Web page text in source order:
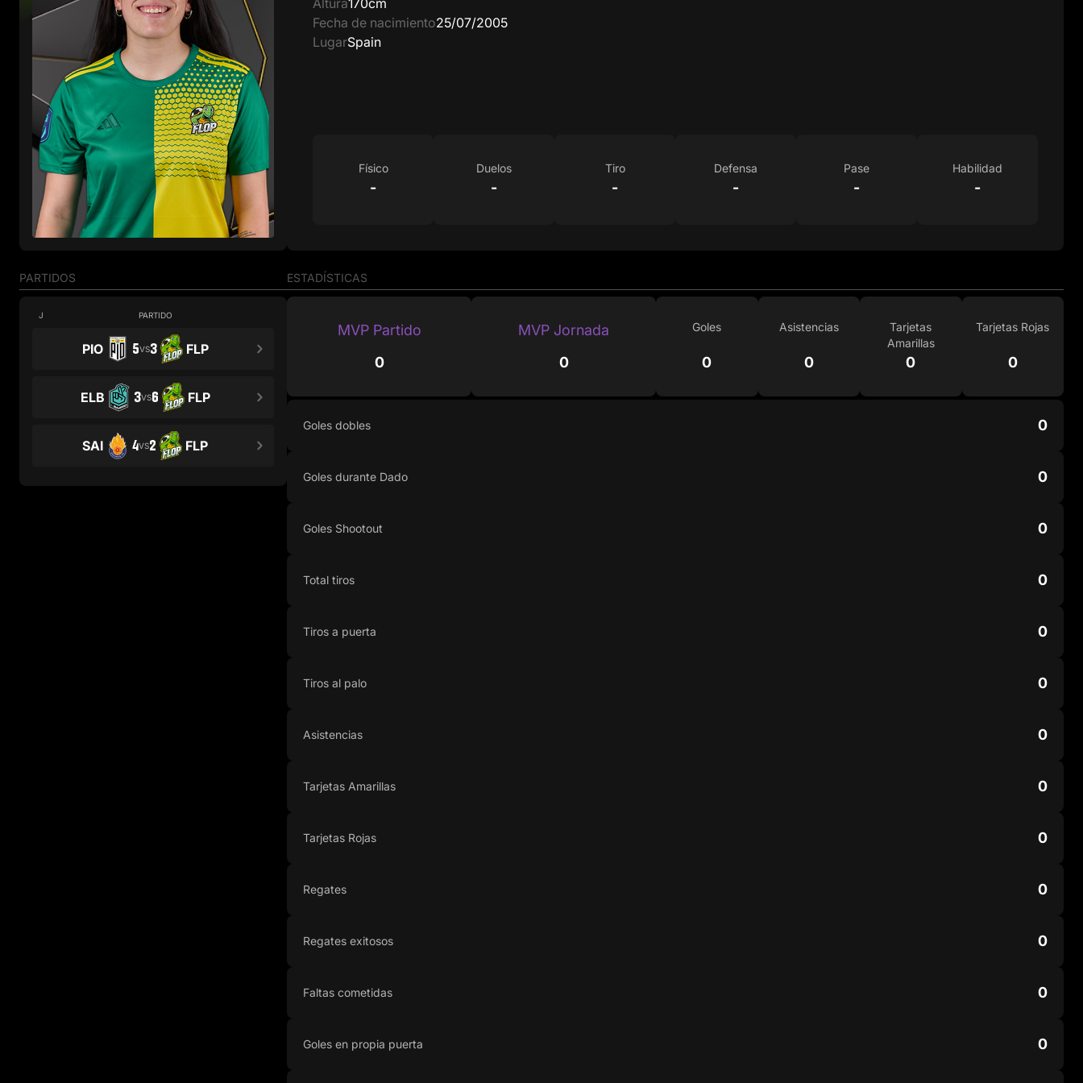
Altura170cm
Fecha de nacimiento25/07/2005
LugarSpain
Físico
-
Duelos
-
Tiro
-
Defensa
-
Pase
-
Habilidad
-
PARTIDOS
J PARTIDO
PIO 5VS3 FLP
ELB 3VS6 FLP
SAI 4VS2 FLP
ESTADÍSTICAS
MVP Partido
0
MVP Jornada
0
Goles
0
Asistencias
0
Tarjetas
Amarillas
0
Tarjetas Rojas
0
Goles dobles 0
Goles durante Dado 0
Goles Shootout 0
Total tiros 0
Tiros a puerta 0
Tiros al palo 0
Asistencias 0
Tarjetas Amarillas 0
Tarjetas Rojas 0
Regates 0
Regates exitosos 0
Faltas cometidas 0
Goles en propia puerta 0